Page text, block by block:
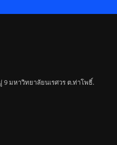
มหาวิทยาลัยนเรศวร ต.ท่าโพธิ์.